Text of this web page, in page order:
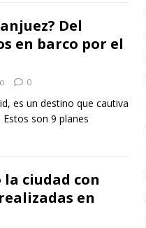
Del
en barco por el
0
es un destino que cautiva
son 9 planes
ciudad con
en